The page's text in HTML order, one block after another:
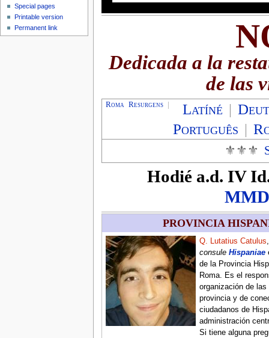
Dedicada a la
de las
Roma Resurgens Latíné |
Português |
⚜⚜⚜
Hodié a.d. IV
PROVINCIA
Q. Lutatius Catulus
consuleHispaniae
de la Provincia
Roma. Es el
organización de
provincia y de
ciudadanos de
administración
Si tiene alguna
Special pages
Printable version
Permanent link